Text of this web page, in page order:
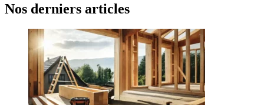
Nos derniers articles